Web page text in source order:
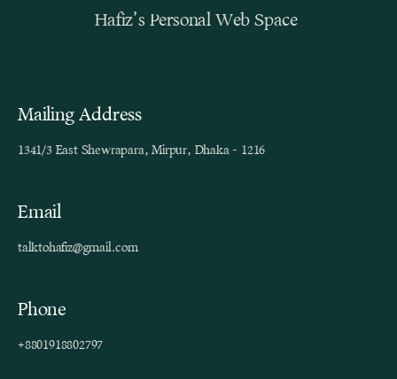
Hafiz’s Personal Web Space
Mailing Address
1341/3 East Shewrapara, Mirpur, Dhaka - 1216
Email
talktohafiz@gmail.com
Phone
+8801918802797